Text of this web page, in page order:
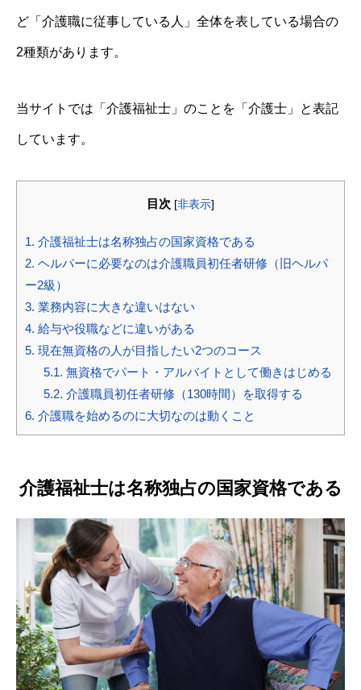
ど「介護職に従事している人」全体を表している場合の
2種類があります。
当サイトでは「介護福祉士」のことを「介護士」と表記
しています。
目次 [非表示]
1. 介護福祉士は名称独占の国家資格である
2. ヘルパーに必要なのは介護職員初任者研修（旧ヘルパ
ー2級）
3. 業務内容に大きな違いはない
4. 給与や役職などに違いがある
5. 現在無資格の人が目指したい2つのコース
5.1. 無資格でパート・アルバイトとして働きはじめる
5.2. 介護職員初任者研修（130時間）を取得する
6. 介護職を始めるのに大切なのは動くこと
介護福祉士は名称独占の国家資格である